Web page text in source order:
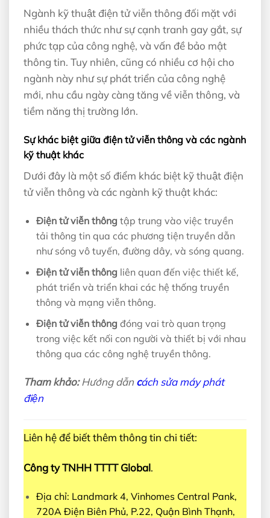
Ngành kỹ thuật điện tử viễn thông đối mặt với
nhiều thách thức như sự cạnh tranh gay gắt, sự
phức tạp của công nghệ, và vấn đề bảo mật
thông tin. Tuy nhiên, cũng có nhiều cơ hội cho
ngành này như sự phát triển của công nghệ
mới, nhu cầu ngày càng tăng về viễn thông, và
tiềm năng thị trường lớn.
Sự khác biệt giữa điện tử viễn thông và các ngành
kỹ thuật khác
Dưới đây là một số điểm khác biệt kỹ thuật điện
tử viễn thông và các ngành kỹ thuật khác:
Điện tử viễn thông tập trung vào việc truyền
tải thông tin qua các phương tiện truyền dẫn
như sóng vô tuyến, đường dây, và sóng quang.
Điện tử viễn thông liên quan đến việc thiết kế,
phát triển và triển khai các hệ thống truyền
thông và mạng viễn thông.
Điện tử viễn thông đóng vai trò quan trọng
trong việc kết nối con người và thiết bị với nhau
thông qua các công nghệ truyền thông.
Tham khảo:Hướng dẫn cách sửa máy phát
điện
Liên hệ để biết thêm thông tin chi tiết:
Công ty TNHH TTTT Global.
Địa chỉ: Landmark 4, Vinhomes Central Pank,
720A Điện Biên Phủ, P.22, Quận Bình Thạnh,